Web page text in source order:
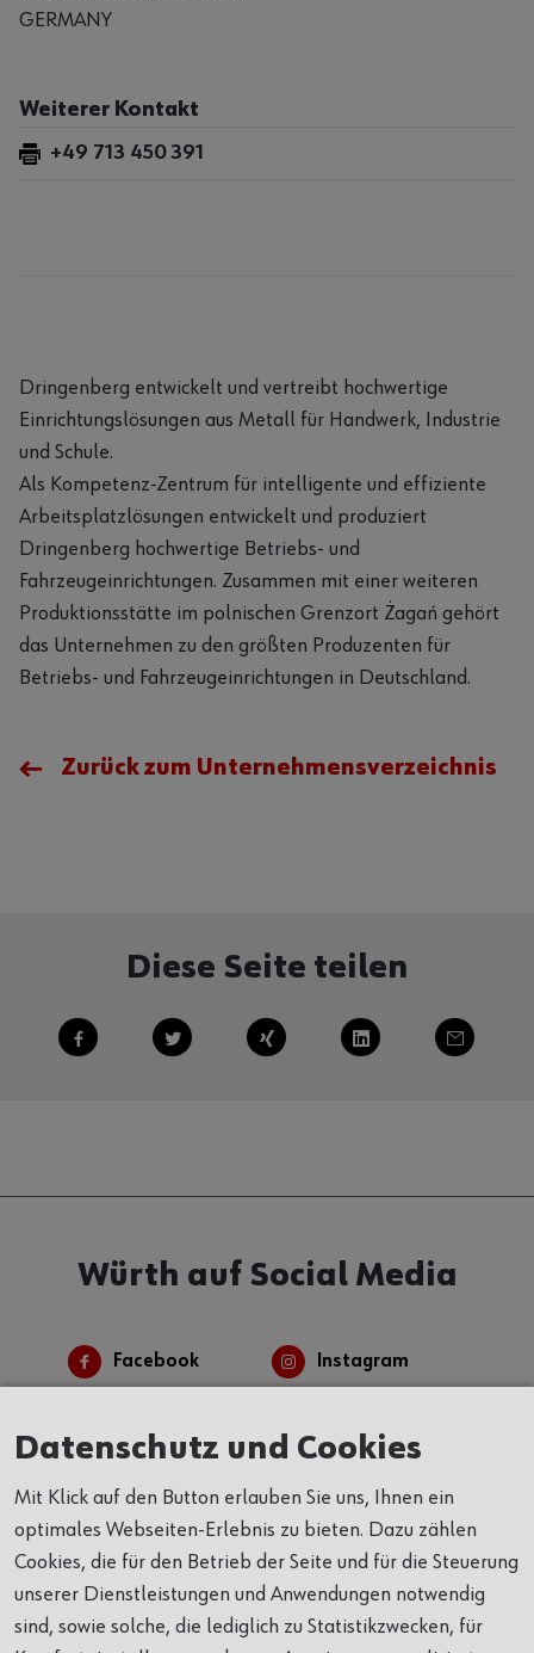
GERMANY
Weiterer Kontakt
+49 713 450 391
Dringenberg entwickelt und vertreibt hochwertige
Einrichtungslösungen aus Metall für Handwerk, Industrie
und Schule.
Als Kompetenz-Zentrum für intelligente und effiziente
Arbeitsplatzlösungen entwickelt und produziert
Dringenberg hochwertige Betriebs- und
Fahrzeugeinrichtungen. Zusammen mit einer weiteren
Produktionsstätte im polnischen Grenzort Żagań gehört
das Unternehmen zu den größten Produzenten für
Betriebs- und Fahrzeugeinrichtungen in Deutschland.
Zurück zum Unternehmensverzeichnis
Diese Seite teilen
Würth auf Social Media
Facebook Instagram
Linkedin Youtube
Alles auf einen Blick
Datenschutz und Cookies
Mit Klick auf den Button erlauben Sie uns, Ihnen ein
optimales Webseiten-Erlebnis zu bieten. Dazu zählen
Cookies, die für den Betrieb der Seite und für die Steuerung
unserer Dienstleistungen und Anwendungen notwendig
sind, sowie solche, die lediglich zu Statistikzwecken, für